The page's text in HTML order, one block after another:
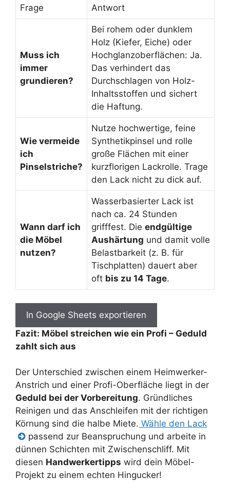
Frage Antwort
Muss ich
immer
grundieren?
Bei rohem oder dunklem
Holz (Kiefer, Eiche) oder
Hochglanzoberflächen: Ja.
Das verhindert das
Durchschlagen von Holz-
Inhaltsstoffen und sichert
die Haftung.
Wie vermeide
ich
Pinselstriche?
Nutze hochwertige, feine
Synthetikpinsel und rolle
große Flächen mit einer
kurzflorigen Lackrolle. Trage
den Lack nicht zu dick auf.
Wann darf ich
die Möbel
nutzen?
Wasserbasierter Lack ist
nach ca. 24 Stunden
grifffest. Die endgültige
Aushärtung und damit volle
Belastbarkeit (z. B. für
Tischplatten) dauert aber
oft bis zu 14 Tage.
In Google Sheets exportieren
Fazit: Möbel streichen wie ein Profi – Geduld
zahlt sich aus
Der Unterschied zwischen einem Heimwerker-
Anstrich und einer Profi-Oberfläche liegt in der
Geduld bei der Vorbereitung. Gründliches
Reinigen und das Anschleifen mit der richtigen
Körnung sind die halbe Miete. Wähle den Lack
passend zur Beanspruchung und arbeite in
dünnen Schichten mit Zwischenschliff. Mit
diesen Handwerkertipps wird dein Möbel-
Projekt zu einem echten Hingucker!